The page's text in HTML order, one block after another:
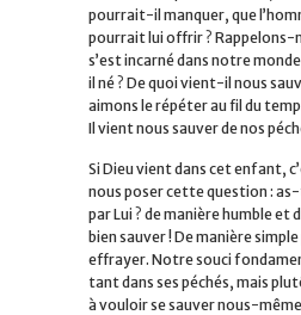
pourrait-il manquer, que
pourrait lui offrir ? Rappelons-
s’est incarné dans notre
il né ? De quoi vient-il nous
aimons le répéter au fil du
Il vient nous sauver de nos
Si Dieu vient dans cet enfant,
nous poser cette question :
par Lui ? de manière humble et
bien sauver ! De manière
effrayer. Notre souci
tant dans ses péchés, mais
à vouloir se sauver nous-